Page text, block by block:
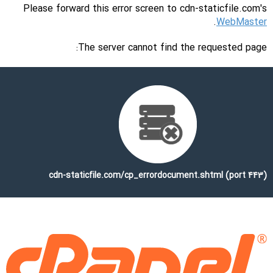
Please forward this error screen to cdn-staticfile.com's
WebMaster
.
The server cannot find the requested page:
cdn-staticfile.com/cp_errordocument.shtml (port 443)